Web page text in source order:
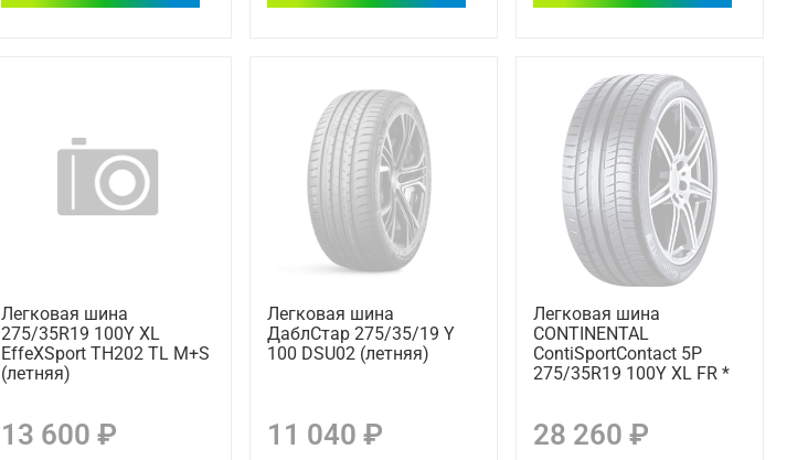
Легковая шина
275/35R19 100Y XL
EffeXSport TH202 TL M+S
(летняя)
13 600 ₽
Легковая шина
ДаблСтар 275/35/19 Y
100 DSU02 (летняя)
11 040 ₽
Легковая шина
CONTINENTAL
ContiSportContact 5P
275/35R19 100Y XL FR *
28 260 ₽